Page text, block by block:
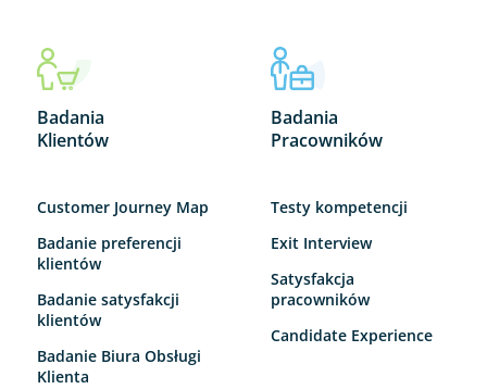
Badania
Klientów
Customer Journey Map
Badanie preferencji
klientów
Badanie satysfakcji
klientów
Badanie Biura Obsługi
Klienta
Badania
Pracowników
Testy kompetencji
Exit Interview
Satysfakcja
pracowników
Candidate Experience